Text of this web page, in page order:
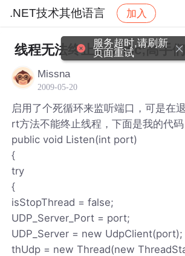
.NET技术其他语言 加入
社区 .NET技术其他语言 帖子详
线程无法终止&#xff0c;高手
Missna
2009-05-20
启用了个死循环来监听端口，可是在
rt方法不能终止线程，下面是我的代码
public void Listen(int port)
{
try
{
isStopThread = false;
UDP_Server_Port = port;
UDP_Server = new UdpClient(port);
thUdp = new Thread(new
服务超时,请刷新
页面重试